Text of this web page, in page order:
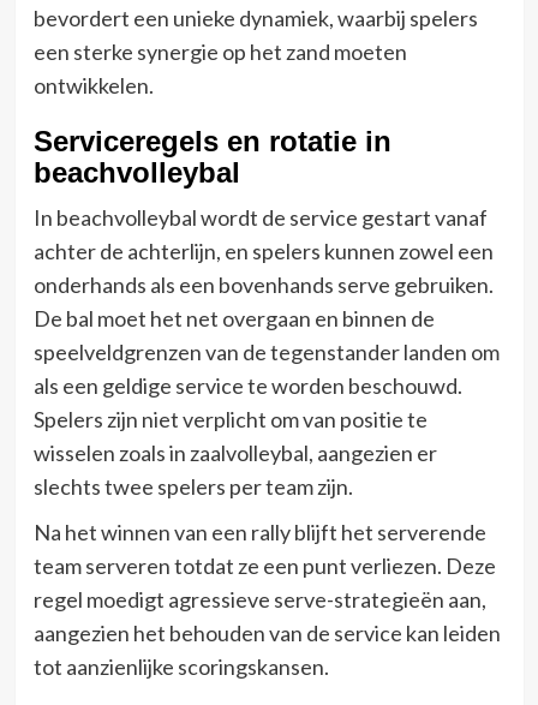
bevordert een unieke dynamiek, waarbij spelers
een sterke synergie op het zand moeten
ontwikkelen.
Serviceregels en rotatie in
beachvolleybal
In beachvolleybal wordt de service gestart vanaf
achter de achterlijn, en spelers kunnen zowel een
onderhands als een bovenhands serve gebruiken.
De bal moet het net overgaan en binnen de
speelveldgrenzen van de tegenstander landen om
als een geldige service te worden beschouwd.
Spelers zijn niet verplicht om van positie te
wisselen zoals in zaalvolleybal, aangezien er
slechts twee spelers per team zijn.
Na het winnen van een rally blijft het serverende
team serveren totdat ze een punt verliezen. Deze
regel moedigt agressieve serve-strategieën aan,
aangezien het behouden van de service kan leiden
tot aanzienlijke scoringskansen.